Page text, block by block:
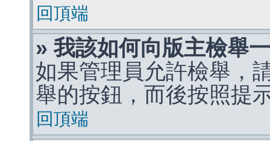
回頂端
» 我該如何向版主檢舉
如果管理員允許檢舉，
舉的按鈕，而後按照提
回頂端